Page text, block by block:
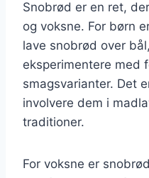
Snobrød er en ret,
og voksne. For børn
lave snobrød over
eksperimentere med
smagsvarianter. Det
involvere dem i
traditioner.
For voksne er